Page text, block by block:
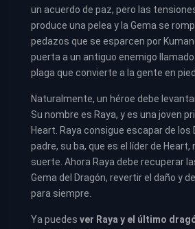
un acuerdo de paz, pero las
produce una pelea y la Gema se
pedazos que se esparcen por
puerta a un antiguo enemigo
plaga que convierte a la gente en
Naturalmente, un héroe debe
Su nombre es Raya, y es una joven
Heart. Raya consigue escapar de los
padre, su ba, que es el líder de
suerte. Ahora Raya debe recuperar
Gema del Dragón, revertir el daño y
para siempre.
Ya puedes ver Raya y el último